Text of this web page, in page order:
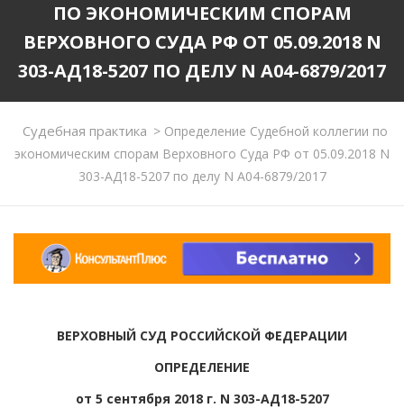
ПО ЭКОНОМИЧЕСКИМ СПОРАМ
ВЕРХОВНОГО СУДА РФ ОТ 05.09.2018 N
303-АД18-5207 ПО ДЕЛУ N А04-6879/2017
Судебная практика > Определение Судебной коллегии по
экономическим спорам Верховного Суда РФ от 05.09.2018 N
303-АД18-5207 по делу N А04-6879/2017
ВЕРХОВНЫЙ СУД РОССИЙСКОЙ ФЕДЕРАЦИИ
ОПРЕДЕЛЕНИЕ
от 5 сентября 2018 г. N 303-АД18-5207